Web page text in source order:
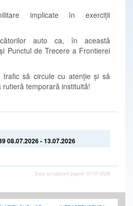
implicate în exerciții
auto ca, în această
Punctul de Trecere a Frontierei
trafic să circule cu atenție și să
temporară instituită!
08.07.2026 - 13.07.2026
Data actualizarii paginii: 07-07-2026